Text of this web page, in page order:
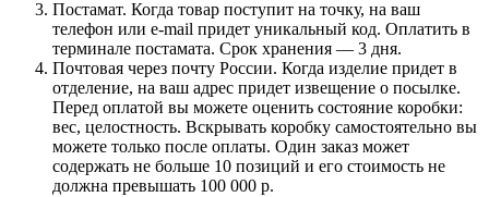
Постамат. Когда товар поступит на точку, на ваш
телефон или e-mail придет уникальный код. Оплатить в
терминале постамата. Срок хранения — 3 дня.
Почтовая через почту России. Когда изделие придет в
отделение, на ваш адрес придет извещение о посылке.
Перед оплатой вы можете оценить состояние коробки:
вес, целостность. Вскрывать коробку самостоятельно вы
можете только после оплаты. Один заказ может
содержать не больше 10 позиций и его стоимость не
должна превышать 100 000 р.